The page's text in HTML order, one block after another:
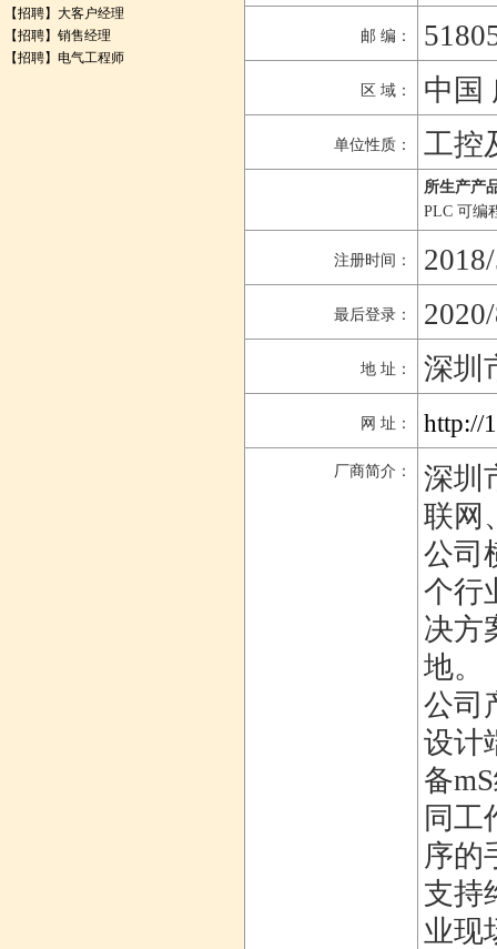
【招聘】 大客户经理
【招聘】 销售经理
【招聘】 电气工程师
邮 编：
区 域： 中国
单位性质： 工控
所生产产
PLC 可编
注册时间：
最后登录：
地 址： 深圳
网 址： http://
厂商简介：
深圳
联网
公司
个行
决方
地。
公司
设计
备
同工
序的
支持
业现